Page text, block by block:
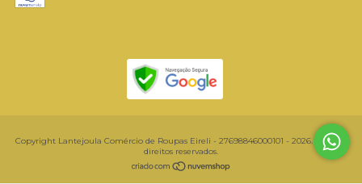
Copyright Lantejoula Comércio de Roupas Eireli - 27698846000101 - 2026. Todos os
direitos reservados.